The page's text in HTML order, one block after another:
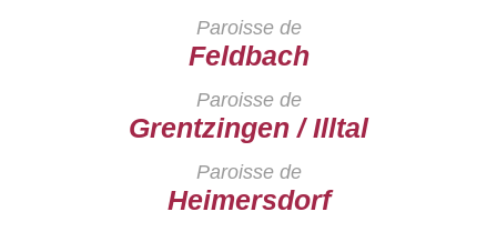
Paroisse de
Feldbach
Paroisse de
Grentzingen / Illtal
Paroisse de
Heimersdorf